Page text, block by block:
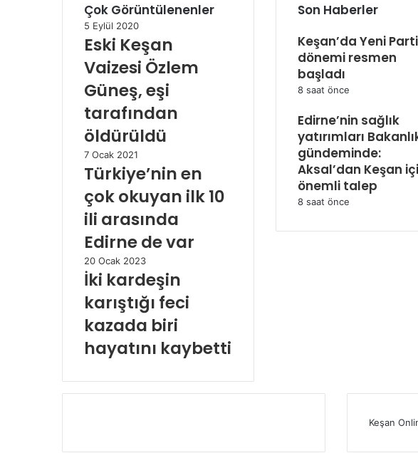
Çok Görüntülenenler
5 Eylül 2020
Eski Keşan
Vaizesi Özlem
Güneş, eşi
tarafından
öldürüldü
7 Ocak 2021
Türkiye’nin en
çok okuyan ilk 10
ili arasında
Edirne de var
20 Ocak 2023
İki kardeşin
karıştığı feci
kazada biri
hayatını kaybetti
Son Haberler
Keşan’da Yeni Parti
dönemi resmen
başladı
8 saat önce
Edirne’nin sağlık
yatırımları
gündeminde:
Aksal’dan Keşan
önemli talep
8 saat önce
Keşan